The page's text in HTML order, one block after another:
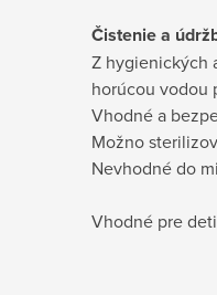
Čistenie a
Z hygienických
horúcou vodou
Vhodné a
Možno
Nevhodné do
Vhodné pre